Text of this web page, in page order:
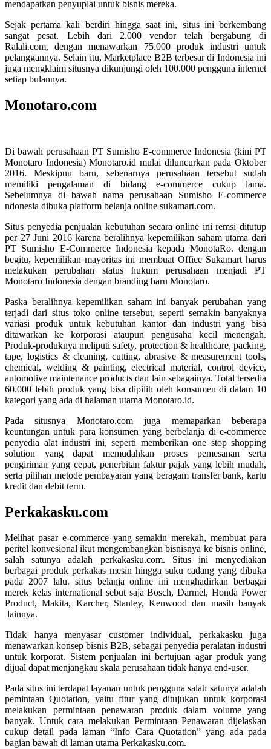
mendapatkan penyuplai untuk bisnis mereka.
Sejak pertama kali berdiri hingga saat ini, situs ini berkembang
sangat pesat. Lebih dari 2.000 vendor telah bergabung di
Ralali.com, dengan menawarkan 75.000 produk industri untuk
pelanggannya. Selain itu, Marketplace B2B terbesar di Indonesia ini
juga mengklaim situsnya dikunjungi oleh 100.000 pengguna internet
setiap bulannya.
Monotaro.com
Di bawah perusahaan PT Sumisho E-commerce Indonesia (kini PT
Monotaro Indonesia) Monotaro.id mulai diluncurkan pada Oktober
2016. Meskipun baru, sebenarnya perusahaan tersebut sudah
memiliki pengalaman di bidang e-commerce cukup lama.
Sebelumnya di bawah nama perusahaan Sumisho E-commerce
ndonesia dibuka platform belanja online sukamart.com.
Situs penyedia penjualan kebutuhan secara online ini remsi ditutup
per 27 Juni 2016 karena beralihnya kepemilikan saham utama dari
PT Sumisho E-Commerce Indonesia kepada MonotaRo. dengan
begitu, kepemilikan mayoritas ini membuat Office Sukamart harus
melakukan perubahan status hukum perusahaan menjadi PT
Monotaro Indonesia dengan branding baru Monotaro.
Paska beralihnya kepemilikan saham ini banyak perubahan yang
terjadi dari situs toko online tersebut, seperti semakin banyaknya
variasi produk untuk kebutuhan kantor dan industri yang bisa
ditawarkan ke korporasi ataupun pengusaha kecil menengah.
Produk-produknya meliputi safety, protection & healthcare, packing,
tape, logistics & cleaning, cutting, abrasive & measurement tools,
chemical, welding & painting, electrical material, control device,
automotive maintenance products dan lain sebagainya. Total tersedia
60.000 lebih produk yang bisa dipilih oleh konsumen di dalam 10
kategori yang ada di halaman utama Monotaro.id.
Pada situsnya Monotaro.com juga memaparkan beberapa
keuntungan untuk para konsumen yang berbelanja di e-commerce
penyedia alat industri ini, seperti memberikan one stop shopping
solution yang dapat memudahkan proses pemesanan serta
pengiriman yang cepat, penerbitan faktur pajak yang lebih mudah,
serta pilihan metode pembayaran yang beragam transfer bank, kartu
kredit dan debit term.
Perkakasku.com
Melihat pasar e-commerce yang semakin merekah, membuat para
peritel konvesional ikut mengembangkan bisnisnya ke bisnis online,
salah satunya adalah perkakasku.com. Situs ini menyediakan
berbagai produk perkakas mesin hingga suku cadang yang dibuka
pada 2007 lalu. situs belanja online ini menghadirkan berbagai
merek kelas international sebut saja Bosch, Darmel, Honda Power
Product, Makita, Karcher, Stanley, Kenwood dan masih banyak
lainnya.
Tidak hanya menyasar customer individual, perkakasku juga
menawarkan konsep bisnis B2B, sebagai penyedia peralatan industri
untuk korporat. Sistem penjualan ini bertujuan agar produk yang
dijual dapat menjangkau skala perusahaan tidak hanya end-user.
Pada situs ini terdapat layanan untuk pengguna salah satunya adalah
pemintaan Quotation, yaitu fitur yang ditujukan untuk korporasi
melakukan permintaan penawaran produk dalam volume yang
banyak. Untuk cara melakukan Permintaan Penawaran dijelaskan
cukup detail pada laman “Info Cara Quotation” yang ada pada
bagian bawah di laman utama Perkakasku.com.